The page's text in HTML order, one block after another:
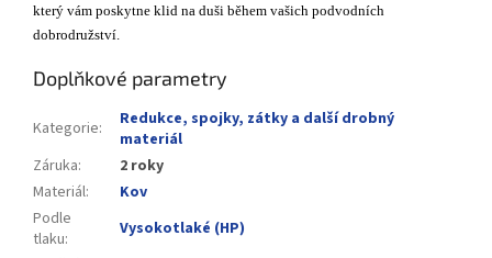
který vám poskytne klid na duši během vašich podvodních
dobrodružství.
Doplňkové parametry
Kategorie:
Redukce, spojky, zátky a další drobný
materiál
Záruka:
2 roky
Materiál:
Kov
Podle
tlaku:
Vysokotlaké (HP)